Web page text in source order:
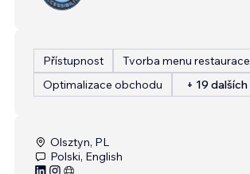
Přístupnost
Tvorba menu restaurace
Optimalizace obchodu
+ 19 dalších
Olsztyn, PL
Polski, English